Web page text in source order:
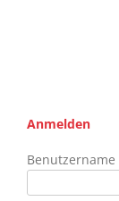
Anmelden
Benutzername